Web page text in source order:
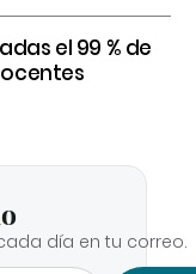
el 99 % de
día en tu correo.